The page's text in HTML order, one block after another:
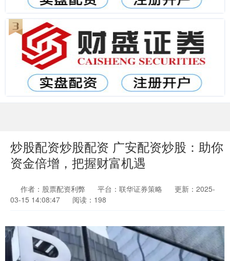
炒股配资炒股配资 广安配资炒股：助你
资金倍增，把握财富机遇
作者：股票配资利弊 平台：联华证券策略
更新：2025-
03-15 14:08:47
阅读：198